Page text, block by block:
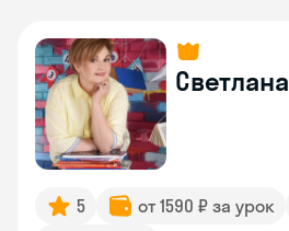
Светлана
5 от 1590 ₽ за урок